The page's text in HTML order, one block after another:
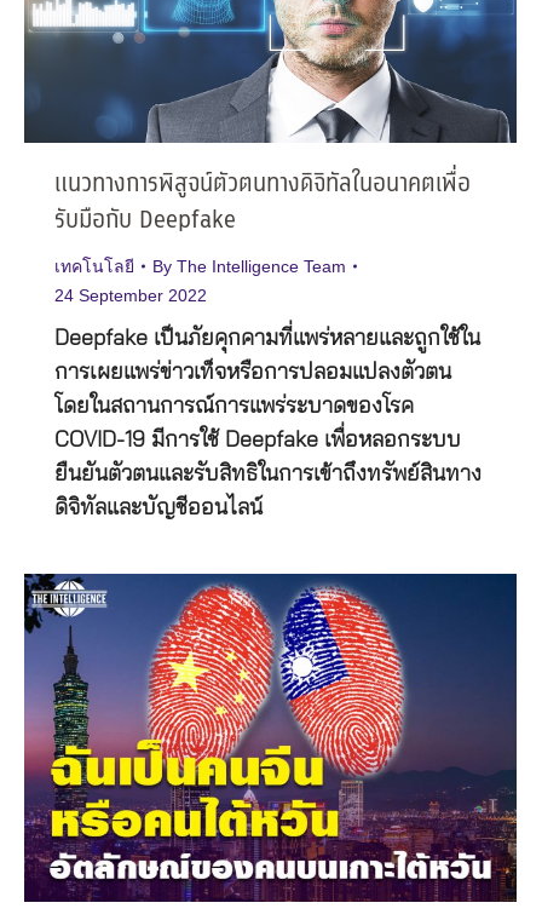
แนวทางการพิสูจน์ตัวตนทางดิจิทัลในอนาคตเพื่อ
รับมือกับ Deepfake
เทคโนโลยี By The Intelligence Team
24 September 2022
Deepfake เป็นภัยคุกคามที่แพร่หลายและถูกใช้ใน
การเผยแพร่ข่าวเท็จหรือการปลอมแปลงตัวตน
โดยในสถานการณ์การแพร่ระบาดของโรค
COVID-19 มีการใช้ Deepfake เพื่อหลอกระบบ
ยืนยันตัวตนและรับสิทธิในการเข้าถึงทรัพย์สินทาง
ดิจิทัลและบัญชีออนไลน์